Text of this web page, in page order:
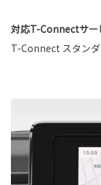
対応T-Connectサー
T-Connect スタン